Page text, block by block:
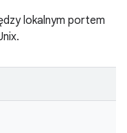
lokalnym portem